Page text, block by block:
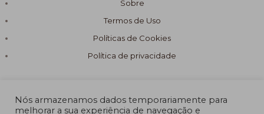
Sobre
Termos de Uso
Políticas de Cookies
Política de privacidade
Nós armazenamos dados temporariamente para
melhorar a sua experiência de navegação e